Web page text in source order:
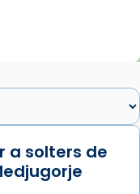
de Les
a solters de